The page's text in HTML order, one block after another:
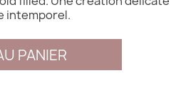
intemporel.
PANIER